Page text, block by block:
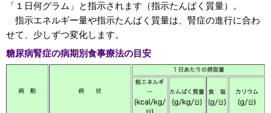
「１日何グラム」と指示されます（指示たんぱく質量）。
指示エネルギー量や指示たんぱく質量は、腎症の進行に合わ
せて、少しずつ変化します。
糖尿病腎症の病期別食事療法の目安